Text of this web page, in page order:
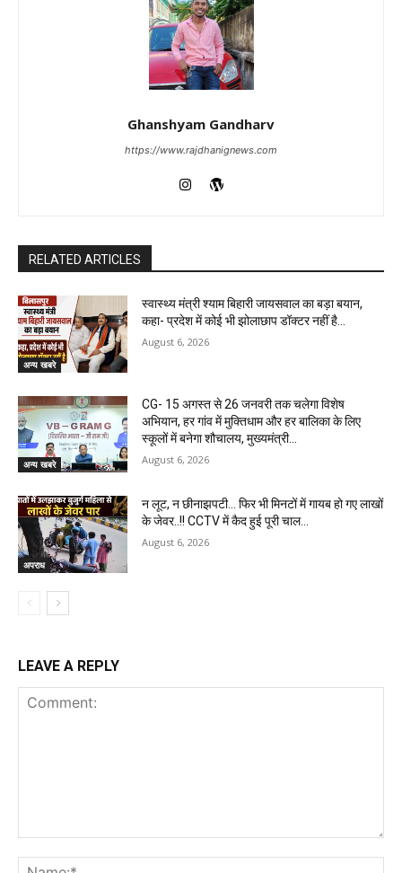
Ghanshyam Gandharv
https://www.rajdhanignews.com
RELATED ARTICLES
अन्य खबरे
स्वास्थ्य मंत्री श्याम बिहारी जायसवाल का बड़ा बयान,
कहा- प्रदेश में कोई भी झोलाछाप डॉक्टर नहीं है…
August 6, 2026
अन्य खबरे
CG- 15 अगस्त से 26 जनवरी तक चलेगा विशेष
अभियान, हर गांव में मुक्तिधाम और हर बालिका के लिए
स्कूलों में बनेगा शौचालय, मुख्यमंत्री...
August 6, 2026
अपराध
न लूट, न छीनाझपटी… फिर भी मिनटों में गायब हो गए लाखों
के जेवर..!! CCTV में कैद हुई पूरी चाल…
August 6, 2026
LEAVE A REPLY